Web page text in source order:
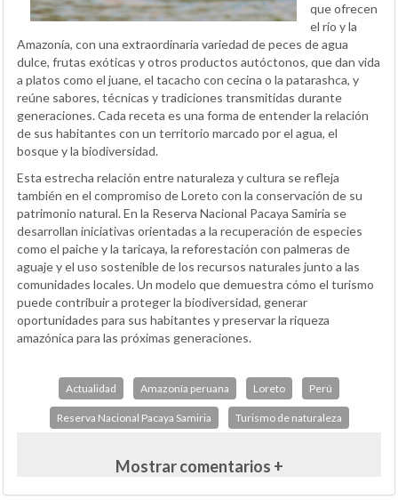
que ofrecen
el río y la
Amazonía, con una extraordinaria variedad de peces de agua
dulce, frutas exóticas y otros productos autóctonos, que dan vida
a platos como el juane, el tacacho con cecina o la patarashca, y
reúne sabores, técnicas y tradiciones transmitidas durante
generaciones. Cada receta es una forma de entender la relación
de sus habitantes con un territorio marcado por el agua, el
bosque y la biodiversidad.
Esta estrecha relación entre naturaleza y cultura se refleja
también en el compromiso de Loreto con la conservación de su
patrimonio natural. En la Reserva Nacional Pacaya Samiria se
desarrollan iniciativas orientadas a la recuperación de especies
como el paiche y la taricaya, la reforestación con palmeras de
aguaje y el uso sostenible de los recursos naturales junto a las
comunidades locales. Un modelo que demuestra cómo el turismo
puede contribuir a proteger la biodiversidad, generar
oportunidades para sus habitantes y preservar la riqueza
amazónica para las próximas generaciones.
Actualidad Amazonía peruana Loreto Perú
Reserva Nacional Pacaya Samiria Turismo de naturaleza
Mostrar comentarios +